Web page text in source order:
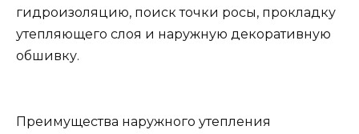
гидроизоляцию, поиск точки росы, прокладку
утепляющего слоя и наружную декоративную
обшивку.
Преимущества наружного утепления